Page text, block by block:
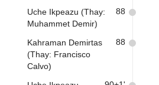
Uche Ikpeazu (Thay:
Muhammet Demir)
88
Kahraman Demirtas
(Thay: Francisco
Calvo)
88